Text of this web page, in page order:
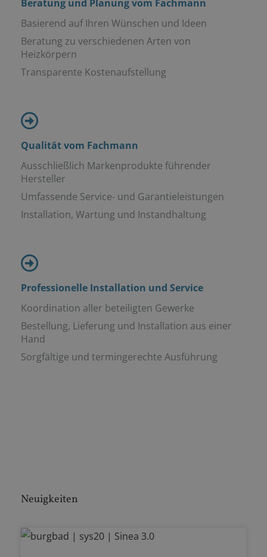
Beratung und Planung vom Fachmann
Basierend auf Ihren Wünschen und Ideen
Beratung zu verschiedenen Arten von
Heizkörpern
Transparente Kostenaufstellung
Qualität vom Fachmann
Ausschließlich Markenprodukte führender
Hersteller
Umfassende Service- und Garantieleistungen
Installation, Wartung und Instandhaltung
Professionelle Installation und Service
Koordination aller beteiligten Gewerke
Bestellung, Lieferung und Installation aus einer
Hand
Sorgfältige und termingerechte Ausführung
Neuigkeiten